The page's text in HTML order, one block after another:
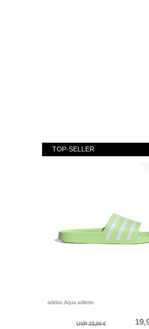
TOP-SELLER
adidas Aqua adilette
UVP 23,00 €